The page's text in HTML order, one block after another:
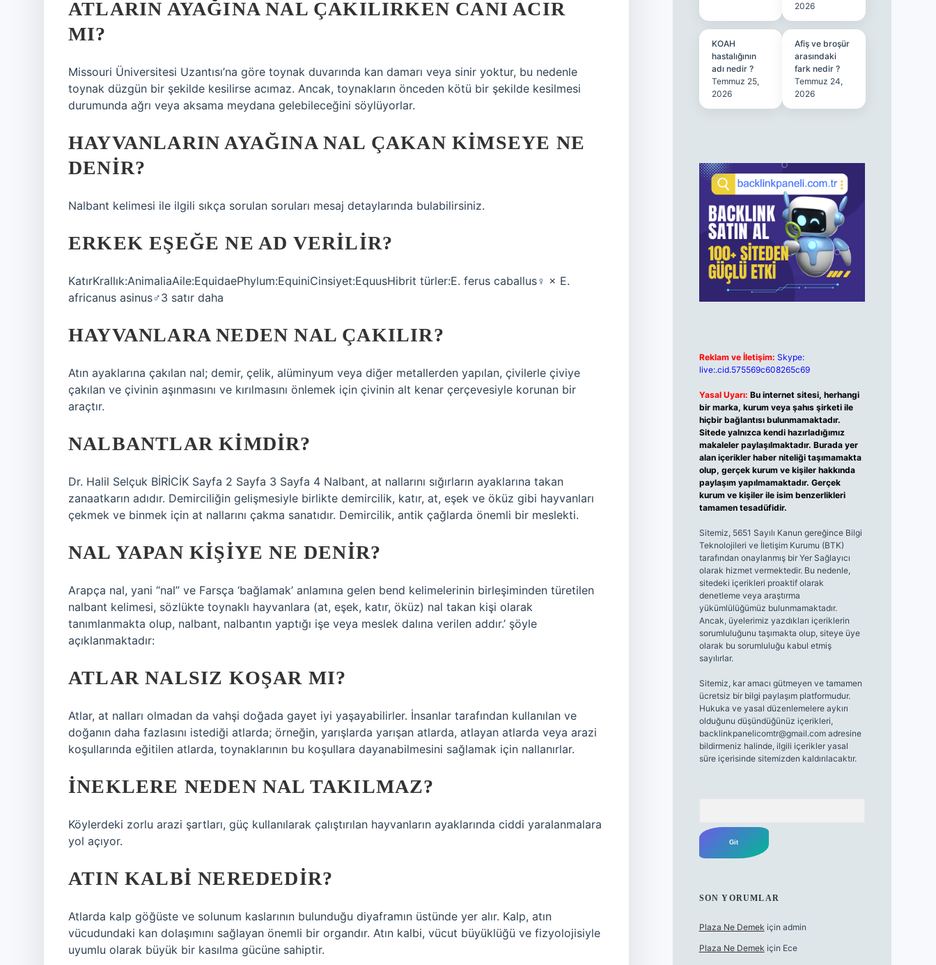
ATLARIN AYAĞINA NAL ÇAKILIRKEN CANI ACIR
MI?
Missouri Üniversitesi Uzantısı’na göre toynak duvarında kan damarı veya sinir yoktur, bu nedenle
toynak düzgün bir şekilde kesilirse acımaz. Ancak, toynakların önceden kötü bir şekilde kesilmesi
durumunda ağrı veya aksama meydana gelebileceğini söylüyorlar.
HAYVANLARIN AYAĞINA NAL ÇAKAN KIMSEYE NE
DENIR?
Nalbant kelimesi ile ilgili sıkça sorulan soruları mesaj detaylarında bulabilirsiniz.
ERKEK EŞEĞE NE AD VERILIR?
KatırKrallık:AnimaliaAile:EquidaePhylum:EquiniCinsiyet:EquusHibrit türler:E. ferus caballus♀ × E.
africanus asinus♂3 satır daha
HAYVANLARA NEDEN NAL ÇAKILIR?
Atın ayaklarına çakılan nal; demir, çelik, alüminyum veya diğer metallerden yapılan, çivilerle çiviye
çakılan ve çivinin aşınmasını ve kırılmasını önlemek için çivinin alt kenar çerçevesiyle korunan bir
araçtır.
NALBANTLAR KIMDIR?
Dr. Halil Selçuk BİRİCİK Sayfa 2 Sayfa 3 Sayfa 4 Nalbant, at nallarını sığırların ayaklarına takan
zanaatkarın adıdır. Demirciliğin gelişmesiyle birlikte demircilik, katır, at, eşek ve öküz gibi hayvanları
çekmek ve binmek için at nallarını çakma sanatıdır. Demircilik, antik çağlarda önemli bir meslekti.
NAL YAPAN KIŞIYE NE DENIR?
Arapça nal, yani “nal” ve Farsça ‘bağlamak’ anlamına gelen bend kelimelerinin birleşiminden türetilen
nalbant kelimesi, sözlükte toynaklı hayvanlara (at, eşek, katır, öküz) nal takan kişi olarak
tanımlanmakta olup, nalbant, nalbantın yaptığı işe veya meslek dalına verilen addır.’ şöyle
açıklanmaktadır:
ATLAR NALSIZ KOŞAR MI?
Atlar, at nalları olmadan da vahşi doğada gayet iyi yaşayabilirler. İnsanlar tarafından kullanılan ve
doğanın daha fazlasını istediği atlarda; örneğin, yarışlarda yarışan atlarda, atlayan atlarda veya arazi
koşullarında eğitilen atlarda, toynaklarının bu koşullara dayanabilmesini sağlamak için nallanırlar.
İNEKLERE NEDEN NAL TAKILMAZ?
Köylerdeki zorlu arazi şartları, güç kullanılarak çalıştırılan hayvanların ayaklarında ciddi yaralanmalara
yol açıyor.
ATIN KALBI NEREDEDIR?
Atlarda kalp göğüste ve solunum kaslarının bulunduğu diyaframın üstünde yer alır. Kalp, atın
vücudundaki kan dolaşımını sağlayan önemli bir organdır. Atın kalbi, vücut büyüklüğü ve fizyolojisiyle
uyumlu olarak büyük bir kasılma gücüne sahiptir.
2026
KOAH
hastalığının
adı nedir ?
Temmuz 25,
2026
Afiş ve broşür
arasındaki
fark nedir ?
Temmuz 24,
2026
Reklam ve İletişim: Skype:
live:.cid.575569c608265c69
Yasal Uyarı: Bu internet sitesi, herhangi
bir marka, kurum veya şahıs şirketi ile
hiçbir bağlantısı bulunmamaktadır.
Sitede yalnızca kendi hazırladığımız
makaleler paylaşılmaktadır. Burada yer
alan içerikler haber niteliği taşımamakta
olup, gerçek kurum ve kişiler hakkında
paylaşım yapılmamaktadır. Gerçek
kurum ve kişiler ile isim benzerlikleri
tamamen tesadüfidir.
Sitemiz, 5651 Sayılı Kanun gereğince Bilgi
Teknolojileri ve İletişim Kurumu (BTK)
tarafından onaylanmış bir Yer Sağlayıcı
olarak hizmet vermektedir. Bu nedenle,
sitedeki içerikleri proaktif olarak
denetleme veya araştırma
yükümlülüğümüz bulunmamaktadır.
Ancak, üyelerimiz yazdıkları içeriklerin
sorumluluğunu taşımakta olup, siteye üye
olarak bu sorumluluğu kabul etmiş
sayılırlar.
Sitemiz, kar amacı gütmeyen ve tamamen
ücretsiz bir bilgi paylaşım platformudur.
Hukuka ve yasal düzenlemelere aykırı
olduğunu düşündüğünüz içerikleri,
backlinkpanelicomtr@gmail.comadresine
bildirmeniz halinde, ilgili içerikler yasal
süre içerisinde sitemizden kaldırılacaktır.
SON YORUMLAR
Plaza Ne Demek için admin
Plaza Ne Demek için Ece